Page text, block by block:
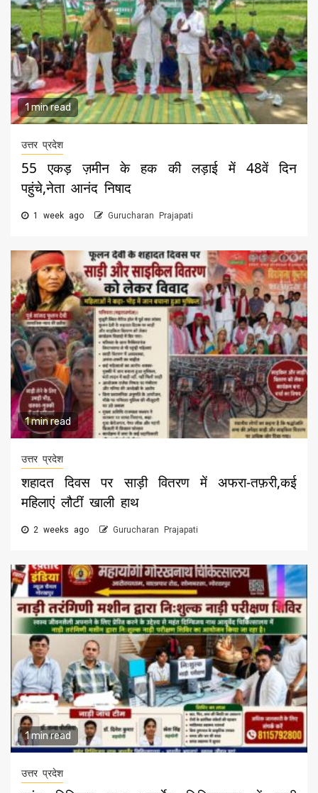
1 min read
उत्तर प्रदेश
55 एकड़ ज़मीन के हक की लड़ाई में 48वें दिन
पहुंचे,नेता आनंद निषाद
1 week ago Gurucharan Prajapati
1 min read
उत्तर प्रदेश
शहादत दिवस पर साड़ी वितरण में अफरा-तफ़री,कई
महिलाएं लौटीं खाली हाथ
2 weeks ago Gurucharan Prajapati
1 min read
उत्तर प्रदेश